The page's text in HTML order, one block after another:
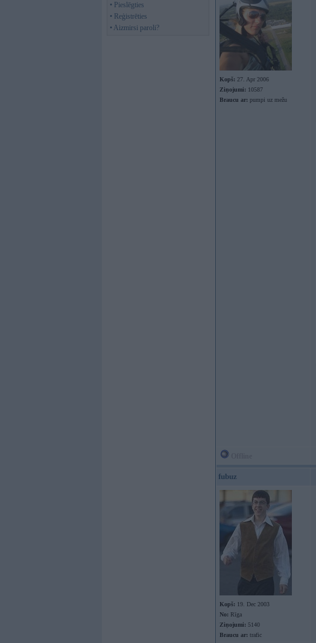
• Pieslēgties
• Reģistrēties
• Aizmirsi paroli?
Kopš: 27. Apr 2006
Ziņojumi: 10587
Braucu ar: pumpi uz mežu
fubuz
Kopš: 19. Dec 2003
No: Rīga
Ziņojumi: 5140
Braucu ar: trafic